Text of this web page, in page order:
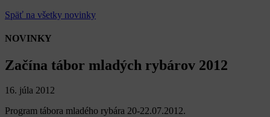
Späť na všetky novinky
NOVINKY
Začína tábor mladých rybárov 2012
16. júla 2012
Program tábora mladého rybára 20-22.07.2012.